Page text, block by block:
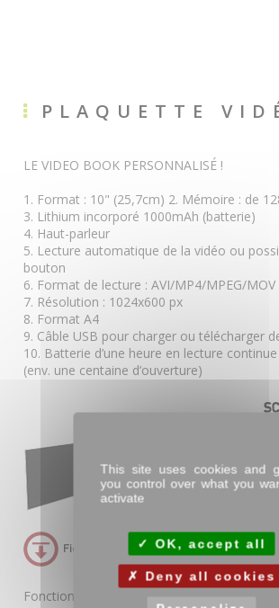
PLAQUETTE
LE VIDEO BOOK PERSONNALISÉ !
1. Format : 10" (25,7cm) 2. Mémoire : de
3. Lithium incorporé 1000mAh (batterie)
4. Haut-parleur
5. Lecture automatique de la vidéo ou
bouton
6. Format de lecture : AVI/MP4/MPEG/MOV
7. Résolution : 1024x600 px
8. Format A4
9. Câble USB pour charger ou télécharger
10. Batterie d’une heure en lecture
(env. une centaine d’ouverture)
Fonctions disponibles pour les boutons :
This site uses cookies and
you control over what you
activate
OK, accept all
Deny all cookies